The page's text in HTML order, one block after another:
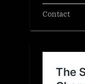
Contact